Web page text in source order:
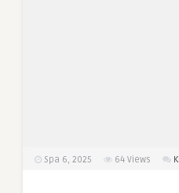
Spa 6, 2025 64 Views